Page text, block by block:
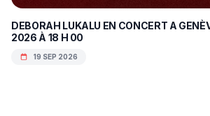
DEBORAH LUKALU EN CONCERT A
2026 À 18 H 00
19 SEP 2026